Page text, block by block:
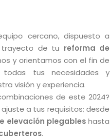
cercano, dispuesto a
de tu reforma de
y orientamos con el fin de
tus necesidades y
visión y experiencia.
de este 2024?
a tus requisitos; desde
elevación plegables hasta
.